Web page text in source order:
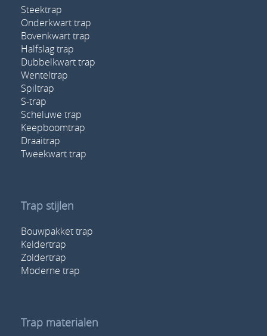
Steektrap
Onderkwart trap
Bovenkwart trap
Halfslag trap
Dubbelkwart trap
Wenteltrap
Spiltrap
S-trap
Scheluwe trap
Keepboomtrap
Draaitrap
Tweekwart trap
Trap stijlen
Bouwpakket trap
Keldertrap
Zoldertrap
Moderne trap
Trap materialen